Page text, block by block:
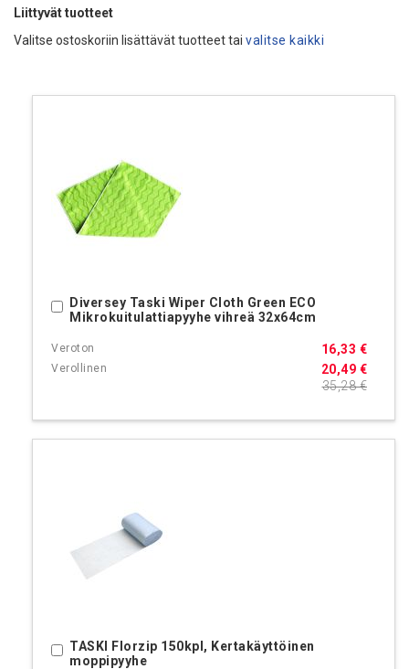
Liittyvät tuotteet
Valitse ostoskoriin lisättävät tuotteet tai valitse kaikki
Diversey Taski Wiper Cloth Green ECO
Mikrokuitulattiapyyhe vihreä 32x64cm
20,49 €
16,33 €
35,28 €
Ostoskoriin
TASKI Florzip 150kpl, Kertakäyttöinen
moppipyyhe
Ostoskoriin